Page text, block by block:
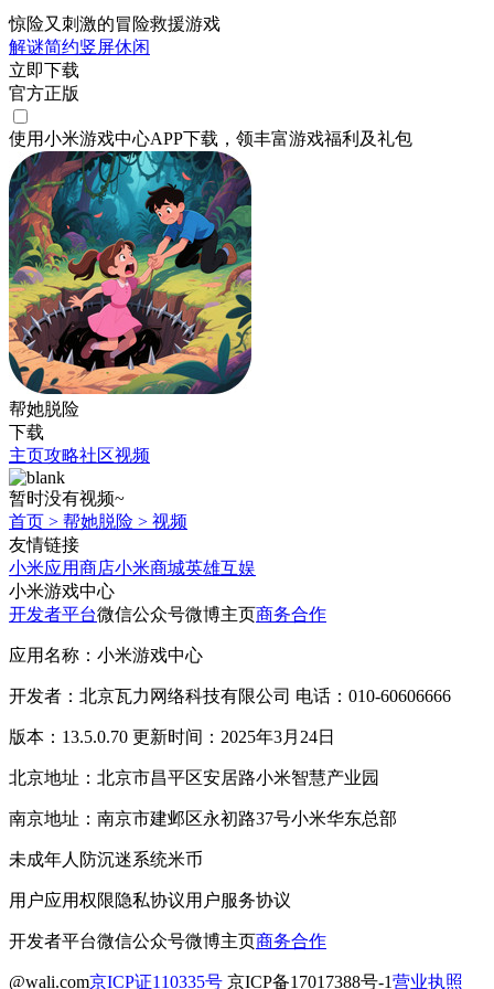
惊险又刺激的冒险救援游戏
解谜简约竖屏休闲
立即下载
官方正版
使用小米游戏中心APP下载 ，领丰富游戏福利 及礼包
帮她脱险
下载
主页攻略社区视频
暂时没有视频~
首页 > 帮她脱险 > 视频
友情链接
小米应用商店小米商城英雄互娱
小米游戏中心
开发者平台微信公众号微博主页商务合作
应用名称：小米游戏中心
开发者：北京瓦力网络科技有限公司 电话：010-60606666
版本：13.5.0.70 更新时间：2025年3月24日
北京地址：北京市昌平区安居路小米智慧产业园
南京地址：南京市建邺区永初路37号小米华东总部
未成年人防沉迷系统米币
用户应用权限隐私协议用户服务协议
开发者平台微信公众号微博主页商务合作
@wali.com京ICP证110335号 京ICP备17017388号-1营业执照